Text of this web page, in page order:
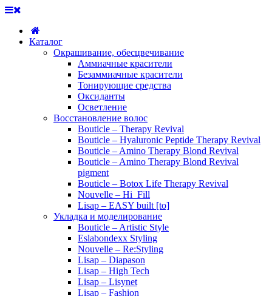
Каталог
Окрашивание, обесцвечивание
Аммиачные красители
Безаммиачные красители
Тонирующие средства
Оксиданты
Осветление
Восстановление волос
Bouticle – Therapy Revival
Bouticle – Hyaluronic Peptide Therapy Revival
Bouticle – Amino Therapy Blond Revival
Bouticle – Amino Therapy Blond Revival
pigment
Bouticle – Botox Life Therapy Revival
Nouvelle – Hi_Fill
Lisap – EASY built [to]
Укладка и моделирование
Bouticle – Artistic Style
Eslabondexx Styling
Nouvelle – Re:Styling
Lisap – Diapason
Lisap – High Tech
Lisap – Lisynet
Lisap – Fashion